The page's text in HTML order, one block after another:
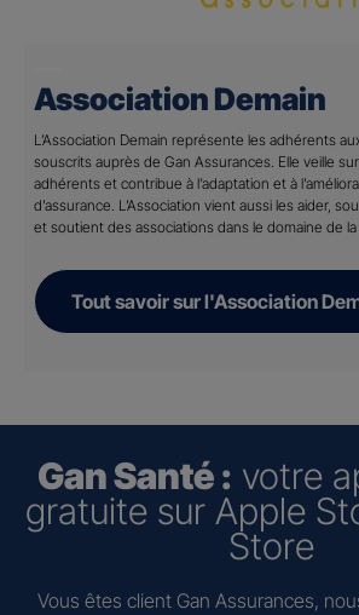
Association Demain
L’Association Demain représente les adhérents
souscrits auprès de Gan Assurances. Elle veille
adhérents et contribue à l’adaptation et à
d’assurance. L’Association vient aussi les aider,
et soutient des associations dans le domaine de
Tout savoir sur l'Association
Gan Santé : votre
gratuite sur Apple
Store
Vous êtes client Gan Assurances,